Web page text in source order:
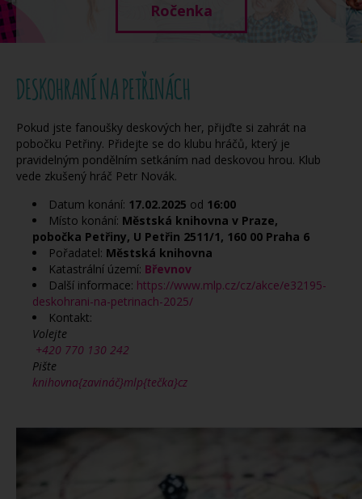
Ročenka
DESKOHRANÍ NA PETŘINÁCH
Pokud jste fanoušky deskových her, přijďte si zahrát na
pobočku Petřiny. Přidejte se do klubu hráčů, který je
pravidelným pondělním setkáním nad deskovou hrou. Klub
vede zkušený hráč Petr Novák.
Datum konání: 17.02.2025 od 16:00
Místo konání: Městská knihovna v Praze,
pobočka Petřiny, U Petřin 2511/1, 160 00 Praha 6
Pořadatel: Městská knihovna
Katastrální území: Břevnov
Další informace: https://www.mlp.cz/cz/akce/e32195-
deskohrani-na-petrinach-2025/
Kontakt:
Volejte
+420 770 130 242
Pište
knihovna{zavináč}mlp{tečka}cz